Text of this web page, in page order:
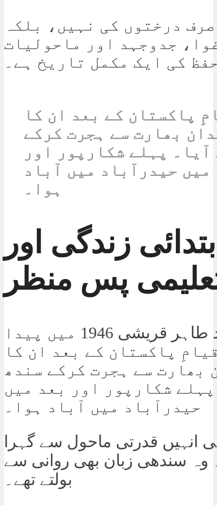
درختوں کی نہیں، بلکہ
جدوجہد اور ماحولیات
کی ایک مکمل تاریخ ہے۔
پاکستان کے بعد ان کا
بھارت سے ہجرت کرکے
آیا۔ پہلے شکارپور اور
میں حیدرآباد میں آباد
ہوا۔
زندگی اور
پس منظر
محمد طاہر قریشی 1946 میں پیدا
پاکستان کے بعد ان کا
بھارت سے ہجرت کرکے سندھ
شکارپور اور بعد میں
حیدرآباد میں آباد ہوا۔
انہیں قدرتی ماحول سے گہرا
وہ سندھی زبان بھی روانی سے
بولتے تھے۔